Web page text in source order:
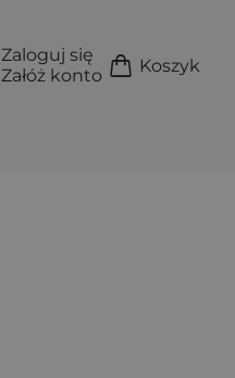
Zaloguj się
Załóż konto
Koszyk